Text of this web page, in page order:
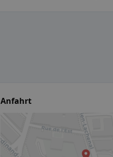
Anfahrt